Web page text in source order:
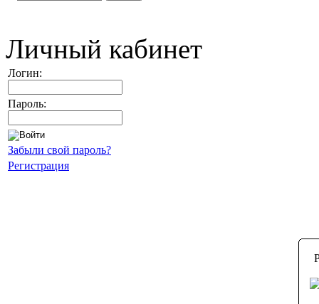
Личный кабинет
Логин:
Пароль:
Забыли свой пароль?
Регистрация